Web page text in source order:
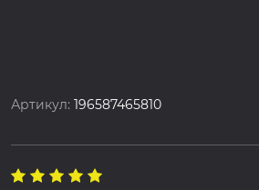
Артикул:196587465810